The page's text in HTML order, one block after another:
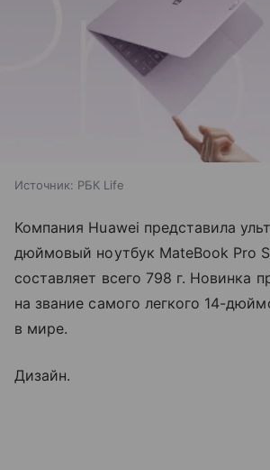
Источник: РБК Life
Компания Huawei представила
дюймовый ноутбук MateBook Pro
составляет всего 798 г. Новинка
на звание самого легкого 14-
в мире.
Дизайн.